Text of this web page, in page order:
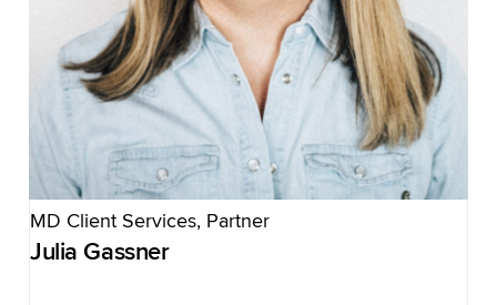
MD Client Services, Partner
Julia Gassner